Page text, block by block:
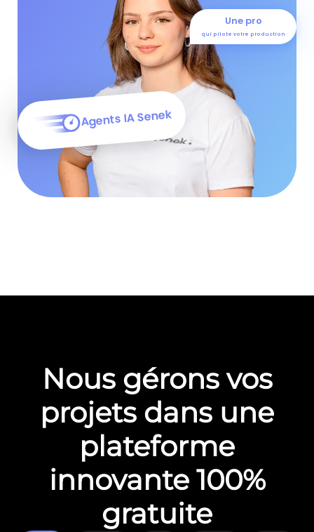
Une pro
qui pilote votre production
Agents IA Senek
Nous gérons vos
projets dans une
plateforme
innovante 100%
gratuite